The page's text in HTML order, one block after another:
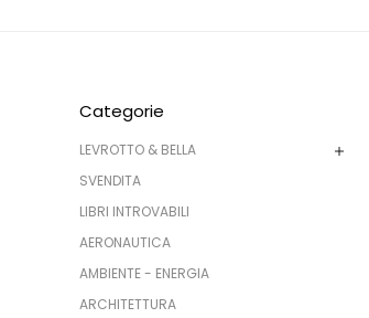
Categorie
LEVROTTO & BELLA
SVENDITA
LIBRI INTROVABILI
AERONAUTICA
AMBIENTE - ENERGIA
ARCHITETTURA